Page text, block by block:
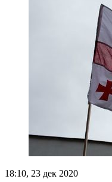
18:10, 23 дек 2020